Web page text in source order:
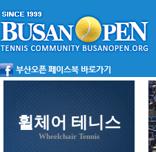
휠체어 테니스
Wheelchair Tennis